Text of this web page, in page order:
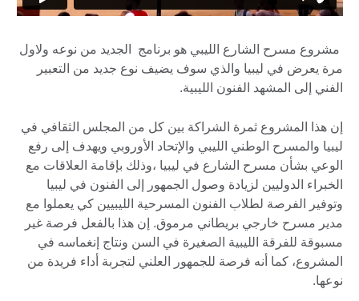
مشروع مسرح الشارع الليبي هو برنامج الجديد من نوعه ولاول
مرة يعرض في ليبيا والذي سوف يضيف نوع جديد من التعبير
الفني إلى المشهد الفنون الليبية.
إن هذا المشروع ثمرة الشراكة بين كل من المجلس الثقافي في
ليبيا والمسرح الوطني الليبي والإتحاد الأوروبي ويهدف إلى رفع
الوعي بشأن مسرح الشارع في ليبيا ،وذلك بإقامة العلاقات مع
الخبراء الدوليين لزيادة وصول الجمهور إلى الفنون في ليبيا
وتوفير الفرصة لطلاب الفنون المسرحية الليبيين كي يعملوا مع
مدير مسرح خارجي بريطاني مرموق. إن هذا بالفعل فرصة غير
مسبوقة للفرقة الليبية الصغيرة في السن ونتاج إنغماسه في
المشروع، كما أنه فرصة للجمهور العلني لتجربة أداء فريدة من
نوعها.